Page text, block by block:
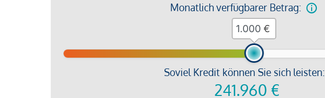
Monatlich verfügbarer Betrag:
Soviel Kredit können Sie sich leisten:
241.960 €
€